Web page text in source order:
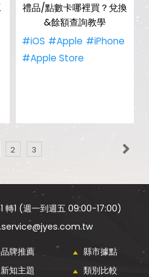
禮品/點數卡哪裡買？兌換
&餘額查詢教學
#iOS #Apple #iPhone
#Apple Store
2 3
1 (週一到週五 09:00-17:00)
品牌推薦
縣市據點
新知主題 類別比較